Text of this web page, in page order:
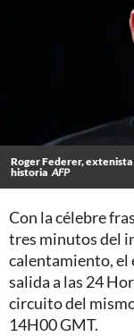
Roger Federer, extenista
historia AFP
Con la célebre
tres minutos del
calentamiento, el
salida a las 24
circuito del
14H00 GMT.